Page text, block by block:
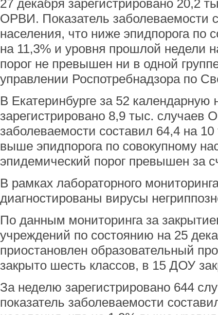
27 декабря зарегистрировано 20,2
ОРВИ. Показатель заболеваемости
населения, что ниже эпидпорога по
на 11,3% и уровня прошлой недели
порог не превышен ни в одной
управлении Роспотребнадзора по
В Екатеринбурге за 52 календарную
зарегистрировано 8,9 тыс. случаев
заболеваемости составил 64,4 на
выше эпидпорога по совокупному
эпидемический порог превышен за
В рамках лабораторного
диагностированы вирусы
По данным мониторинга за
учреждений по состоянию на 25
приостановлен образовательный
закрыто шесть классов, в 15 ДОУ
За неделю зарегистрировано 644
показатель заболеваемости